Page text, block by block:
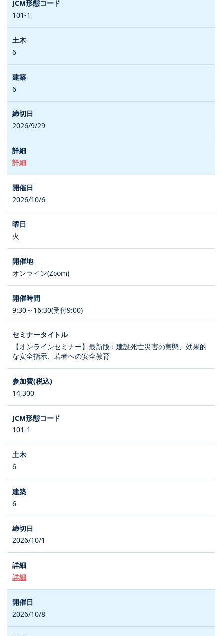
101-1
6
6
2026/9/29
詳細
2026/10/6
火
オンライン(Zoom)
9:30～16:30(受付9:00)
【オンラインセミナー】最新版：建設死亡災害の実態、効果的
な安全指示、若者への安全教育
14,300
101-1
6
6
2026/10/1
詳細
2026/10/8